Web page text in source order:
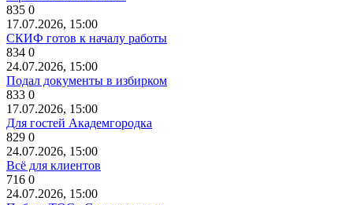
835 0
17.07.2026, 15:00
СКИФ готов к началу работы
834 0
24.07.2026, 15:00
Подал документы в избирком
833 0
17.07.2026, 15:00
Для гостей Академгородка
829 0
24.07.2026, 15:00
Всё для клиентов
716 0
24.07.2026, 15:00